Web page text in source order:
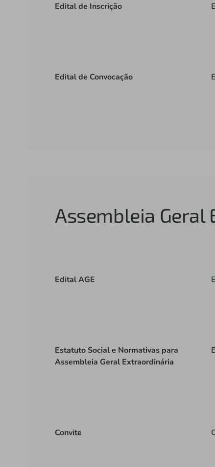
Edital de Inscrição
Edital de Convocação
Assembleia Geral
Edital AGE
Estatuto Social e Normativas para
Assembleia Geral Extraordinária
Convite